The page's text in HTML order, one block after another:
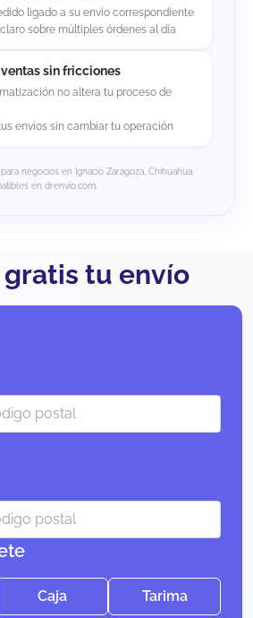
ligado a su envío correspondiente
sobre múltiples órdenes al día
ventas sin fricciones
no altera tu proceso de
envíos sin cambiar tu operación
negocios en Ignacio Zaragoza, Chihuahua.
en drenvio.com.
gratis tu envío
Caja Tarima